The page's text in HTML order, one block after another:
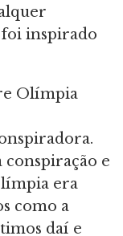
inspirado
Olímpia
conspiração e
era
como a
daí e